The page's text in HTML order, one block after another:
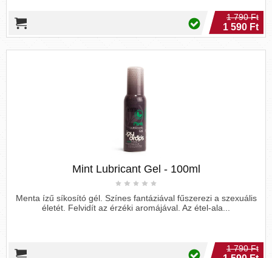
1 790 Ft
1 590 Ft
Mint Lubricant Gel - 100ml
Menta ízű síkosító gél. Színes fantáziával fűszerezi a szexuális
életét. Felvidít az érzéki aromájával. Az étel-ala...
1 790 Ft